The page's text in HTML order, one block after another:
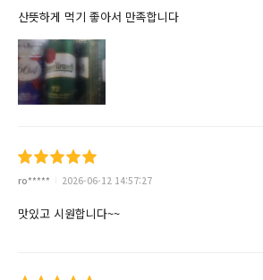
산뜻하게 먹기 좋아서 만족합니다
ro***** 2026-06-12 14:57:27
맛있고 시원합니다~~